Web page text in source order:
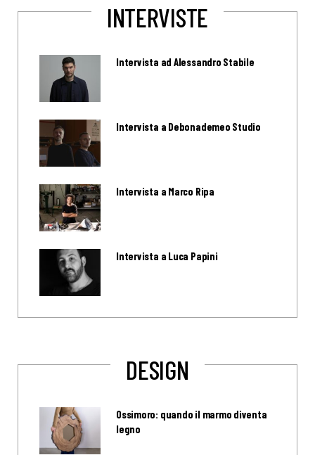
INTERVISTE
Intervista ad Alessandro Stabile
Intervista a Debonademeo Studio
Intervista a Marco Ripa
Intervista a Luca Papini
DESIGN
Ossimoro: quando il marmo diventa
legno